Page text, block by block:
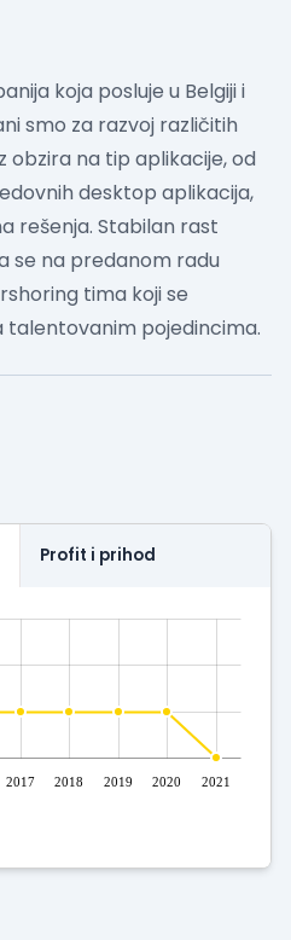
koja posluje u Belgiji i
smo za razvoj različitih
na tip aplikacije, od
desktop aplikacija,
rešenja. Stabilan rast
se na predanom radu
tima koji se
pojedincima.
Profit i prihod
2017 2018 2019 2020 2021